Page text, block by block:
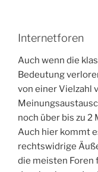
Internetforen
Auch wenn die
Bedeutung
von einer Vielzahl
noch über bis zu
Auch hier kommt
rechtswidrige
die meisten Foren